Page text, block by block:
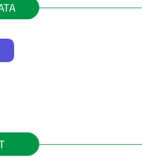
опрыскиватель легок и